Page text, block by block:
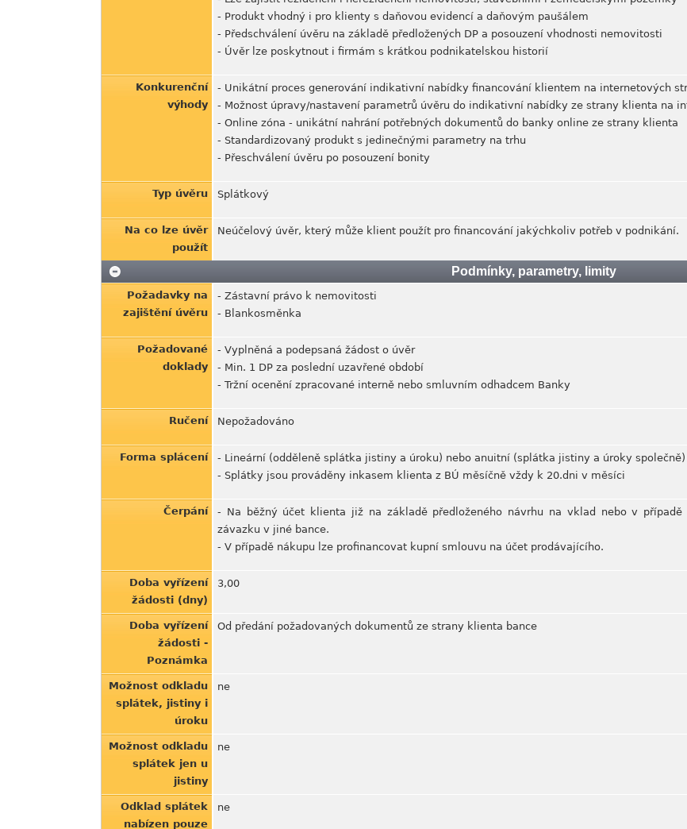
- Produkt vhodný i pro klienty s daňovou evidencí a daňovým paušálem
- Předschválení úvěru na základě předložených DP a posouzení vhodnosti nemovitosti
- Úvěr lze poskytnout i firmám s krátkou podnikatelskou historií
Konkurenční
výhody
- Unikátní proces generování indikativní nabídky financování klientem na internetových
- Možnost úpravy/nastavení parametrů úvěru do indikativní nabídky ze strany klienta na
- Online zóna - unikátní nahrání potřebných dokumentů do banky online ze strany klienta
- Standardizovaný produkt s jedinečnými parametry na trhu
- Přeschválení úvěru po posouzení bonity
Typ úvěru Splátkový
Na co lze úvěr
použít
Neúčelový úvěr, který může klient použít pro financování jakýchkoliv potřeb v podnikání.
Podmínky, parametry, limity
Požadavky na
zajištění úvěru
- Zástavní právo k nemovitosti
- Blankosměnka
Požadované
doklady
- Vyplněná a podepsaná žádost o úvěr
- Min. 1 DP za poslední uzavřené období
- Tržní ocenění zpracované interně nebo smluvním odhadcem Banky
Ručení Nepožadováno
Forma splácení
- Lineární (odděleně splátka jistiny a úroku) nebo anuitní (splátka jistiny a úroky
- Splátky jsou prováděny inkasem klienta z BÚ měsíčně vždy k 20.dni v měsíci
Čerpání
- Na běžný účet klienta již na základě předloženého návrhu na vklad nebo v
závazku v jiné bance.
- V případě nákupu lze profinancovat kupní smlouvu na účet prodávajícího.
Doba vyřízení
žádosti (dny)
3,00
Doba vyřízení
žádosti -
Poznámka
Od předání požadovaných dokumentů ze strany klienta bance
Možnost odkladu
splátek, jistiny i
úroku
ne
Možnost odkladu
splátek jen u
jistiny
ne
Odklad splátek
nabízen pouze
ne